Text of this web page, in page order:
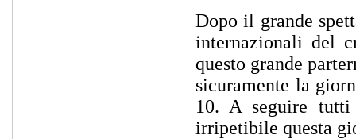
Dopo il grande
internazionali del
questo grande
sicuramente la
10. A seguire
irripetibile questa